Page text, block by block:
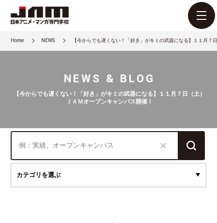
Home NEWS 【今からでも遅くない！「好き」がキミの武器になる】１１月７
NEWS & BLOG
【今からでも遅くない！「好き」がキミの武器になる】１１月７日（土）
ＪＡＭオープンキャンパス開催！